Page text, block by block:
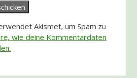
Akismet, um Spam zu
wie deine Kommentardaten